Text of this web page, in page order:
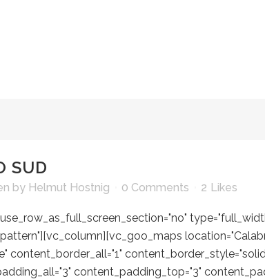
SUD
by Helmut Hostnig 0 Comments 2 Likes
content_border_all="1"
content_padding_top="3"